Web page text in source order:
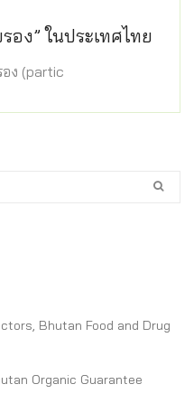
อง” ในประเทศไทย
ง (partic
Bhutan Food and Drug
Organic Guarantee